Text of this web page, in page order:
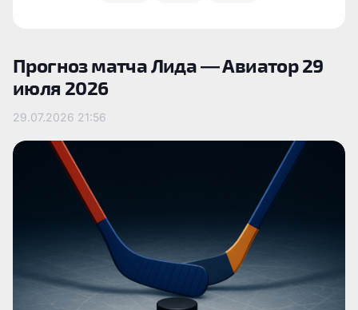
Прогноз матча Лида — Авиатор 29
июля 2026
29.07.2026 21:56